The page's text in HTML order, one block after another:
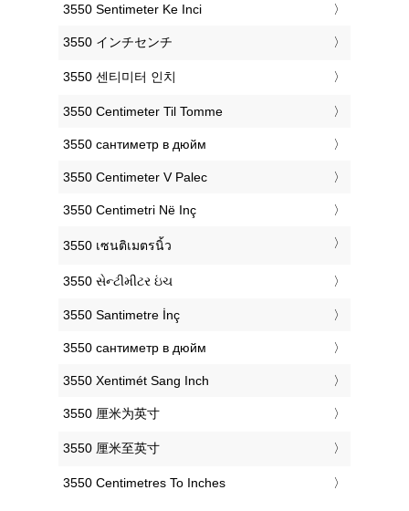
‎3550 Sentimeter Ke Inci
‎3550 インチセンチ
‎3550 센티미터 인치
‎3550 Centimeter Til Tomme
‎3550 сантиметр в дюйм
‎3550 Centimeter V Palec
‎3550 Centimetri Në Inç
‎3550 เซนติเมตรนิ้ว
‎3550 સેન્ટીમીટર ઇંચ
‎3550 Santimetre İnç
‎3550 сантиметр в дюйм
‎3550 Xentimét Sang Inch
‎3550 厘米为英寸
‎3550 厘米至英寸
‎3550 Centimetres To Inches